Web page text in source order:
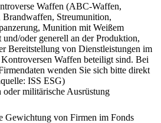
Waffen (ABC-Waffen,
Brandwaffen, Streumunition,
Munition mit Weißem
oder generell an der Produktion,
Bereitstellung von Dienstleistungen im
Waffen beteiligt sind. Bei
wenden Sie sich bitte direkt
ISS ESG)
militärische Ausrüstung
Gewichtung von Firmen im Fonds